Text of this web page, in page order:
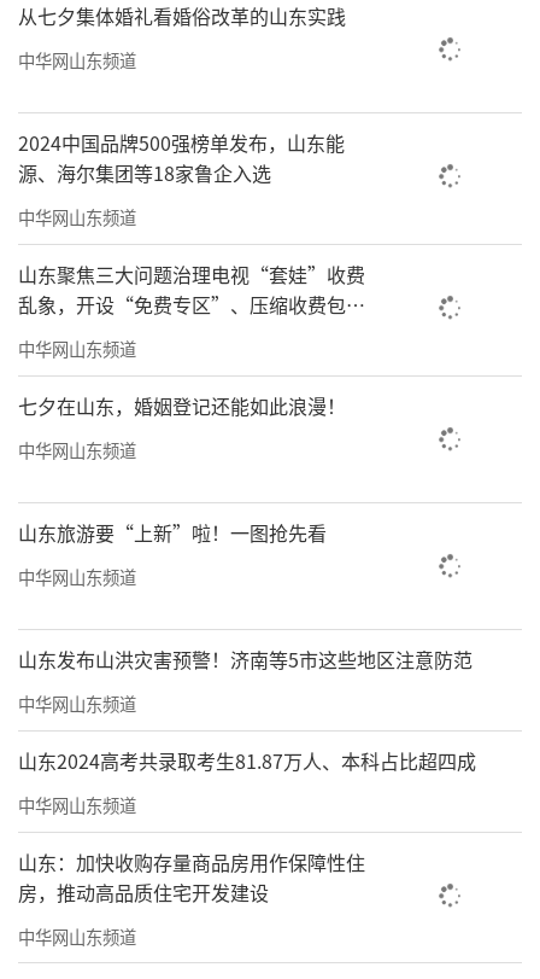
从七夕集体婚礼看婚俗改革的山东实践
中华网山东频道
2024中国品牌500强榜单发布，山东能
源、海尔集团等18家鲁企入选
中华网山东频道
山东聚焦三大问题治理电视“套娃”收费
乱象，开设“免费专区”、压缩收费包比
例70%以上
中华网山东频道
七夕在山东，婚姻登记还能如此浪漫！
中华网山东频道
山东旅游要“上新”啦！一图抢先看
中华网山东频道
山东发布山洪灾害预警！济南等5市这些地区注意防范
中华网山东频道
山东2024高考共录取考生81.87万人、本科占比超四成
中华网山东频道
山东：加快收购存量商品房用作保障性住
房，推动高品质住宅开发建设
中华网山东频道